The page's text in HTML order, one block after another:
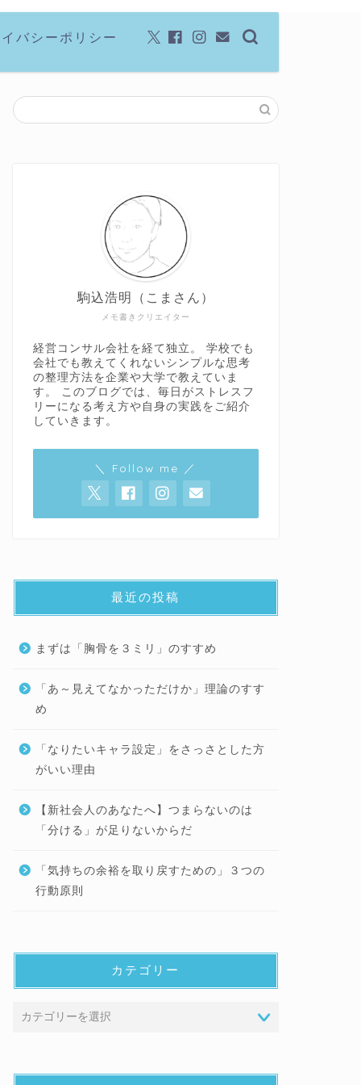
バシーポリシー
メモ書きクリエイター
駒込浩明（こまさん）
経営コンサル会社を経て独立。 学校でも
会社でも教えてくれないシンプルな思考
の整理方法を企業や大学で教えていま
す。 このブログでは、毎日がストレスフ
リーになる考え方や自身の実践をご紹介
していきます。
＼ Follow me ／
最近の投稿
まずは「胸骨を３ミリ」のすすめ
「あ～見えてなかっただけか」理論のすす
め
「なりたいキャラ設定」をさっさとした方
がいい理由
【新社会人のあなたへ】つまらないのは
「分ける」が足りないからだ
「気持ちの余裕を取り戻すための」３つの
行動原則
カテゴリー